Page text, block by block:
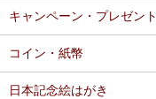
キャンペーン・プレゼント
コイン・紙幣
日本記念絵はがき